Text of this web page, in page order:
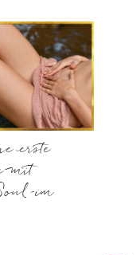
erste
mit
im